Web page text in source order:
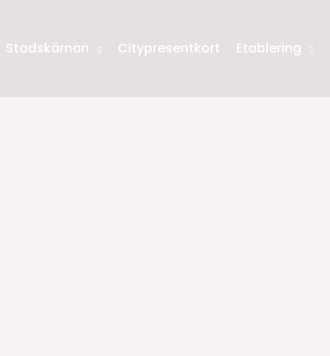
Stadskärnan Citypresentkort Etablering